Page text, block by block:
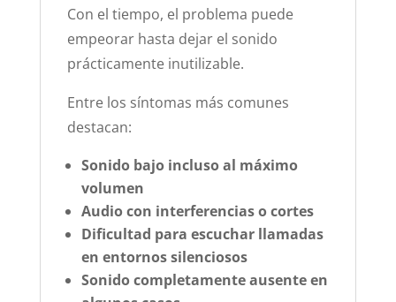
Con el tiempo, el problema puede
empeorar hasta dejar el sonido
prácticamente inutilizable.
Entre los síntomas más comunes
destacan:
Sonido bajo incluso al máximo
volumen
Audio con interferencias o cortes
Dificultad para escuchar llamadas
en entornos silenciosos
Sonido completamente ausente en